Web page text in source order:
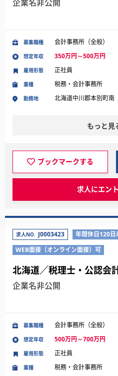
企業名非公開
募集職種 会計事務所（全般）
想定年収 350万円～500万円
業種 税務・会計事務所
勤務地 北海道中川郡本別町南
雇用形態 正社員
もっと見
ブックマークする
求人にエン
求人NO. J0003423 年間休日120日
WEB面接（オンライン面接）可
北海道／税理士・公認会
企業名非公開
募集職種 会計事務所（全般）
想定年収 500万円～700万円
業種 税務・会計事務所
雇用形態 正社員